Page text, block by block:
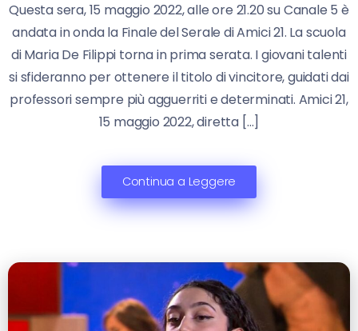
Questa sera, 15 maggio 2022, alle ore 21.20 su Canale 5 è
andata in onda la Finale del Serale di Amici 21. La scuola
di Maria De Filippi torna in prima serata. I giovani talenti
si sfideranno per ottenere il titolo di vincitore, guidati dai
professori sempre più agguerriti e determinati. Amici 21,
15 maggio 2022, diretta […]
Continua a Leggere